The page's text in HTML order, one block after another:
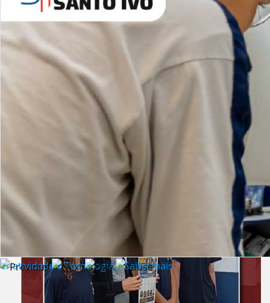
Criatividade e Tecnologia | Saiba mais